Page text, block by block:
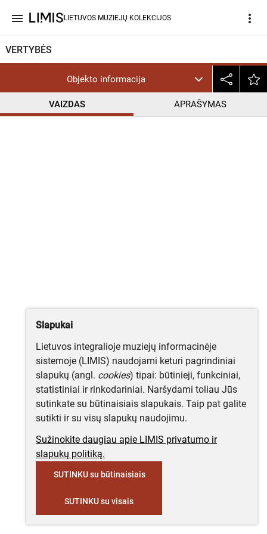
menu LIETUVOS MUZIEJŲ KOLEKCIJOS more_vert
VERTYBĖS
Objekto informacija
VAIZDAS APRAŠYMAS
CC BY-NC-ND
Slapukai
Lietuvos integralioje muziejų informacinėje
sistemoje (LIMIS) naudojami keturi pagrindiniai
slapukų (angl. cookies) tipai: būtinieji, funkciniai,
statistiniai ir rinkodariniai. Naršydami toliau Jūs
sutinkate su būtinaisiais slapukais. Taip pat galite
sutikti ir su visų slapukų naudojimu.
Sužinokite daugiau apie LIMIS privatumo ir
slapukų politiką.
SUTINKU su būtinaisiais
SUTINKU su visais